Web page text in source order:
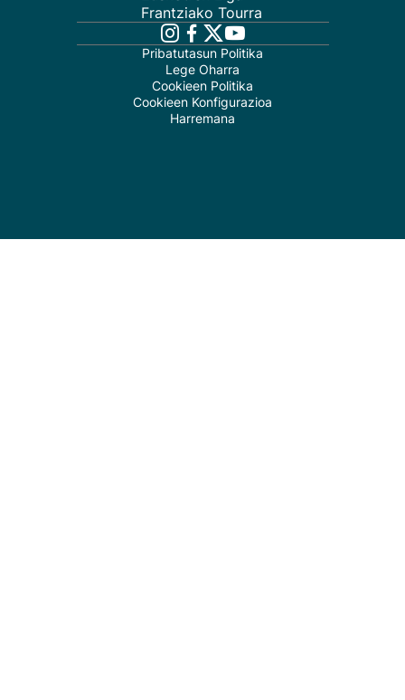
Frantziako Tourra
Pribatutasun Politika
Lege Oharra
Cookieen Politika
Cookieen Konfigurazioa
Harremana